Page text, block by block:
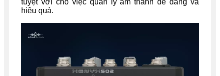
hiệu quả.